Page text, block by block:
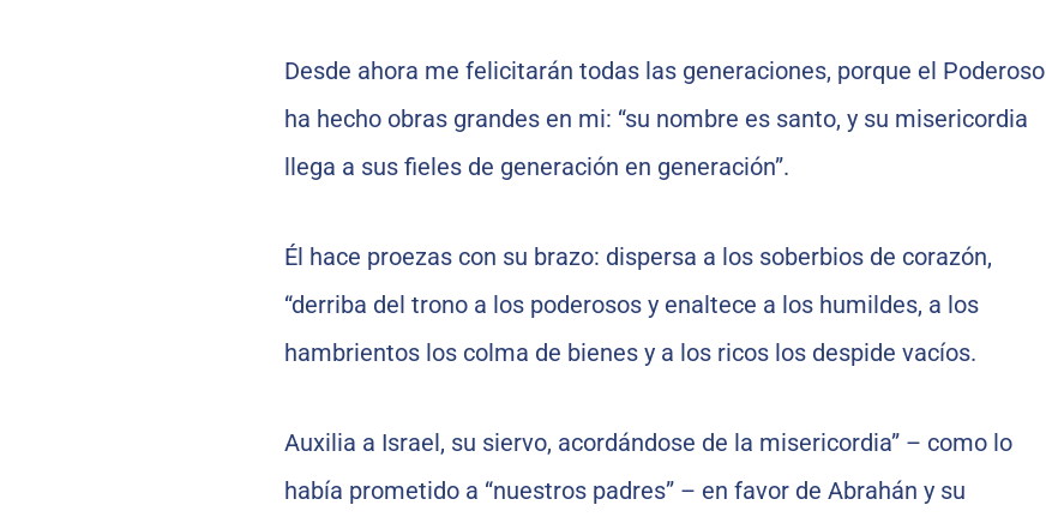
Desde ahora me felicitarán todas las generaciones, porque el Poderoso
ha hecho obras grandes en mi: “su nombre es santo, y su misericordia
llega a sus fieles de generación en generación”.
Él hace proezas con su brazo: dispersa a los soberbios de corazón,
“derriba del trono a los poderosos y enaltece a los humildes, a los
hambrientos los colma de bienes y a los ricos los despide vacíos.
Auxilia a Israel, su siervo, acordándose de la misericordia” – como lo
había prometido a “nuestros padres” – en favor de Abrahán y su